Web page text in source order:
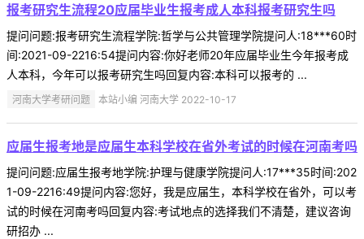
报考研究生流程20应届毕业生报考成人本科报考研究生吗
提问问题:报考研究生流程学院:哲学与公共管理学院提问人:18***60时
间:2021-09-2216:54提问内容:你好老师20年应届毕业生今年报考成
人本科，今年可以报考研究生吗回复内容:本科可以报考的 ...
河南大学考研问题 本站小编 河南大学 2022-10-17
应届生报考地是应届生本科学校在省外考试的时候在河南考吗
提问问题:应届生报考地学院:护理与健康学院提问人:17***35时间:202
1-09-2216:49提问内容:您好，我是应届生，本科学校在省外，可以考
试的时候在河南考吗回复内容:考试地点的选择我们不清楚，建议咨询
研招办 ...